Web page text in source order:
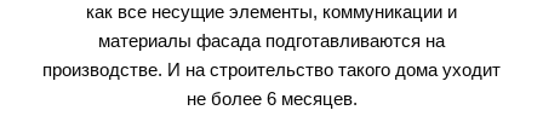
как все несущие элементы, коммуникации и
материалы фасада подготавливаются на
производстве. И на строительство такого дома уходит
не более 6 месяцев.